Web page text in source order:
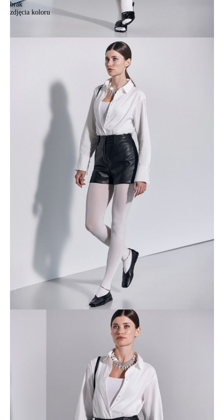
brak
zdjęcia koloru
Блузка женская CE LBL 2825, р.170-88-94, off-white
Блузка женская CE LBL 2825, р.170-88-94, off-white
304,90 zł
+
DODAJ DO KOSZYKA
Jak złożyć zamówienie
POWIADOM MNIE O DOSTĘPNOŚCI
ПОЛУЧИТЬ ПО EMAIL
darmowa od 99 zł
czas dostawy: 1-2 dni robocze
darmowa od 50 zł
czas dostawy: 1-2 dni robocze
w sklepie Conte (Łodz)
pn.- czw. 8:00 - 16:00, pt. 8:00 - 14:00
O produkcie
Рубашка из мягкого хлопкового полотна станет лаконичной
основной для повседневных образов, поможет создавать
актуальные деловые аутфиты, а при должной стилизации
выступит в роли модели для вечернего выхода в свет.
• воротник с цельнокроеной стойкой
• длинные втачные рукава с манжетами
• застежка на пуговицы по планке
• мягкое хлопковое полотно
• сохранение формы и цвета при соблюдении рекомендаций по
• чувствуйте себя уверенно как во время деловой встречи, так и на